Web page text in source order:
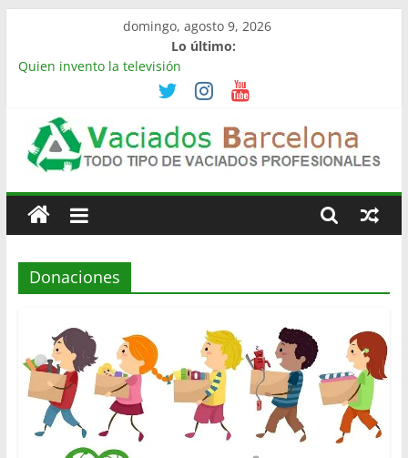
contenido
domingo, agosto 9, 2026
Lo último:
Quien invento la televisión
Limpieza de naves industriales en Barcelona | Retirada,
Vaciado de naves industriales en Rubí | Referencia
Vaciamos Masías
Vaciamos Masías: vaciado de pisos, locales, naves y
La televisión más cara del mundo
Vaciado
Pisos
Barcelona
Todo
Tipo
de
Vaciados
Barcelona
Donaciones